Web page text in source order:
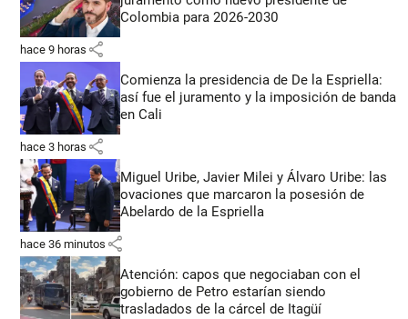
Colombia para 2026-2030
hace 9 horas share
Comienza la presidencia de De la Espriella:
así fue el juramento y la imposición de banda
en Cali
hace 3 horas share
Miguel Uribe, Javier Milei y Álvaro Uribe: las
ovaciones que marcaron la posesión de
Abelardo de la Espriella
hace 36 minutos share
Atención: capos que negociaban con el
gobierno de Petro estarían siendo
trasladados de la cárcel de Itagüí